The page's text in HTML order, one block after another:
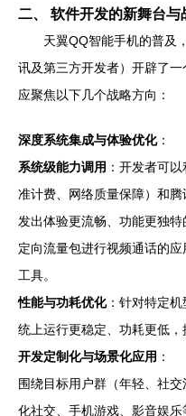
二、 软件开发的新舞台与
天翼QQ智能手机的普及
讯及第三方开发者）开辟了
应聚焦以下几个战略方向：
深度系统集成与体验优化：
系统级能力调用 ：开发者可
准计费、网络质量保障）和
发出体验更流畅、功能更独
定向流量包进行视频通话的
工具。
性能与功耗优化：针对特定
统上运行更稳定、功耗更低，
开发定制化与场景化应用 ：
围绕目标用户群（年轻、社
化社交、手机游戏、影音娱